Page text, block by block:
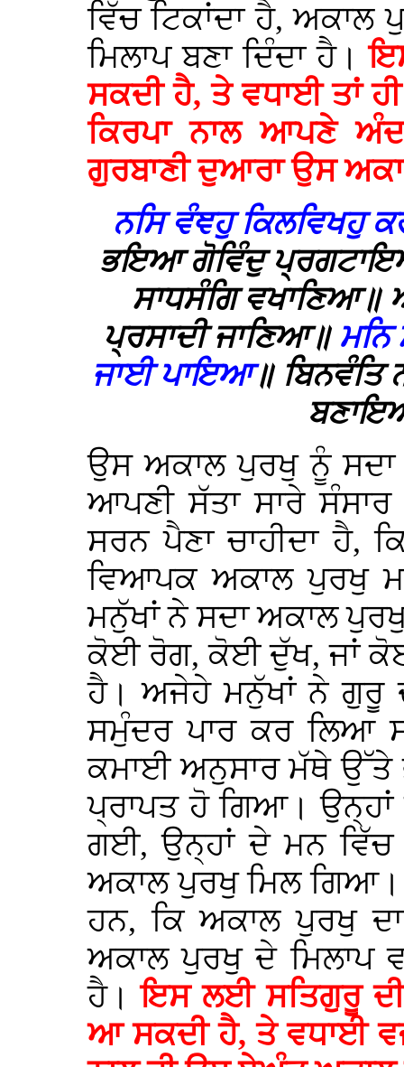
ਵਿੱਚ ਟਿਕਾਂਦਾ ਹੈ,
ਮਿਲਾਪ ਬਣਾ ਦਿੰਦਾ ਹੈ।
ਸਕਦੀ ਹੈ, ਤੇ ਵਧਾਈ ਤਾਂ
ਕਿਰਪਾ ਨਾਲ ਆਪਣੇ
ਗੁਰਬਾਣੀ ਦੁਆਰਾ ਉਸ
ਨਸਿ ਵੰਞਹੁ
ਭਇਆ ਗੋਵਿੰਦੁ
ਸਾਧਸੰਗਿ ਵਖਾਣਿਆ॥
ਪ੍ਰਸਾਦੀ ਜਾਣਿਆ॥
ਜਾਈ ਪਾਇਆ॥ ਬਿਨਵੰਤਿ
ਉਸ ਅਕਾਲ ਪੁਰਖੁ ਨੂੰ ਸਦਾ
ਆਪਣੀ ਸੱਤਾ ਸਾਰੇ
ਸਰਨ ਪੈਣਾ ਚਾਹੀਦਾ ਹੈ,
ਵਿਆਪਕ ਅਕਾਲ ਪੁਰਖੁ
ਮਨੁੱਖਾਂ ਨੇ ਸਦਾ ਅਕਾਲ
ਕੋਈ ਰੋਗ, ਕੋਈ ਦੁੱਖ, ਜਾਂ
ਹੈ। ਅਜੇਹੇ ਮਨੁੱਖਾਂ ਨੇ ਗੁਰੂ
ਸਮੁੰਦਰ ਪਾਰ ਕਰ ਲਿਆ
ਕਮਾਈ ਅਨੁਸਾਰ ਮੱਥੇ ਉੱਤੇ
ਪ੍ਰਾਪਤ ਹੋ ਗਿਆ।
ਗਈ, ਉਨ੍ਹਾਂ ਦੇ ਮਨ
ਅਕਾਲ ਪੁਰਖੁ ਮਿਲ ਗਿਆ।
ਹਨ, ਕਿ ਅਕਾਲ ਪੁਰਖੁ
ਅਕਾਲ ਪੁਰਖੁ ਦੇ ਮਿਲਾਪ
ਹੈ।ਇਸ ਲਈ ਸਤਿਗੁਰੂ ਦੀ
ਆ ਸਕਦੀ ਹੈ, ਤੇ ਵਧਾਈ